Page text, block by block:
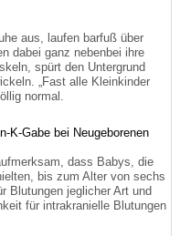
aus, laufen barfuß über
dabei ganz nebenbei ihre
spürt den Untergrund
„Fast alle Kleinkinder
normal.
K-Gabe bei Neugeborenen
dass Babys, die
bis zum Alter von sechs
Blutungen jeglicher Art und
für intrakranielle Blutungen